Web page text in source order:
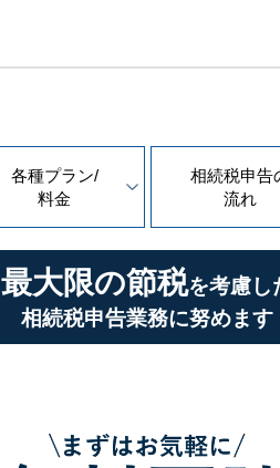
各種プラン/
料金
相続税申告
流れ
最大限の節税を考慮し
相続税申告業務に努めます